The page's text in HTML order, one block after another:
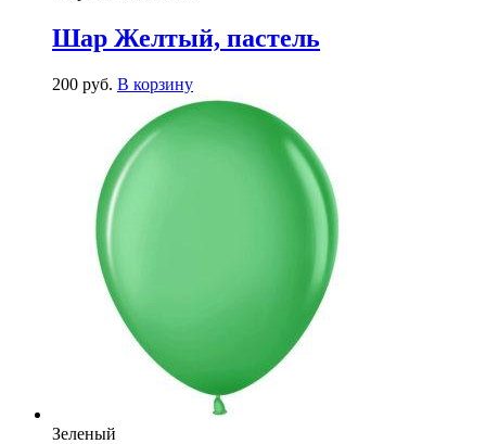
Шар Желтый, пастель
200 руб. В корзину
Зеленый